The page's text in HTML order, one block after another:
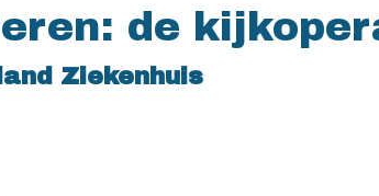
de
Ziekenhuis